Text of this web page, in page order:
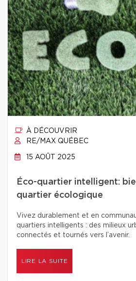
À DÉCOUVRIR
RE/MAX QUÉBEC
15 AOÛT 2025
Éco-quartier intelligent:
quartier écologique
Vivez durablement et en
quartiers intelligents : des milieux
connectés et tournés vers l’avenir.
LIRE LA SUITE